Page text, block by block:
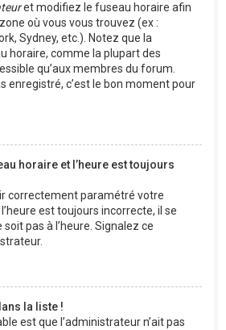
et modifiez le fuseau horaire afin
où vous vous trouvez (ex :
Sydney, etc.). Notez que la
horaire, comme la plupart des
qu’aux membres du forum.
enregistré, c’est le bon moment pour
horaire et l’heure est toujours
correctement paramétré votre
est toujours incorrecte, il se
pas à l’heure. Signalez ce
la liste !
est que l’administrateur n’ait pas